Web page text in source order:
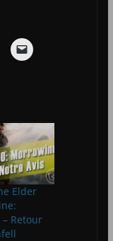
Elder
Retour